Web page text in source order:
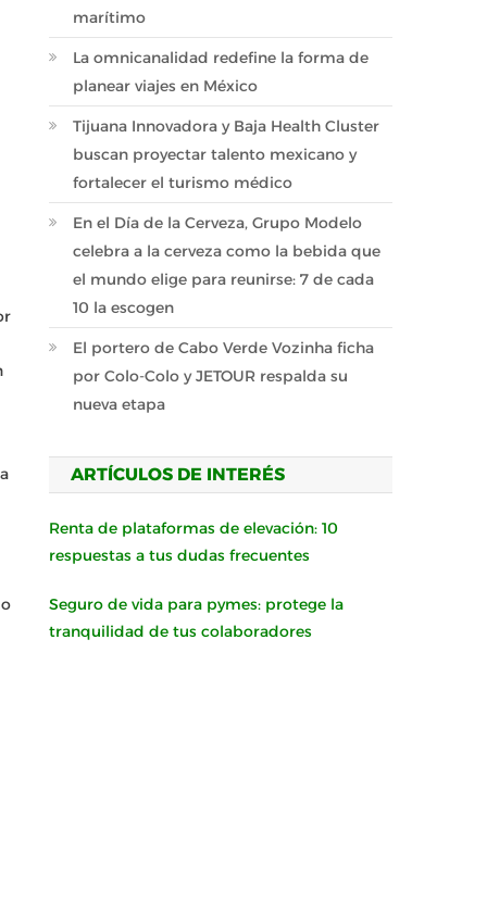
marítimo
La omnicanalidad redefine la forma de
planear viajes en México
Tijuana Innovadora y Baja Health Cluster
buscan proyectar talento mexicano y
fortalecer el turismo médico
En el Día de la Cerveza, Grupo Modelo
celebra a la cerveza como la bebida que
el mundo elige para reunirse: 7 de cada
10 la escogen
El portero de Cabo Verde Vozinha ficha
por Colo-Colo y JETOUR respalda su
nueva etapa
ARTÍCULOS DE INTERÉS
Renta de plataformas de elevación: 10
respuestas a tus dudas frecuentes
Seguro de vida para pymes: protege la
tranquilidad de tus colaboradores